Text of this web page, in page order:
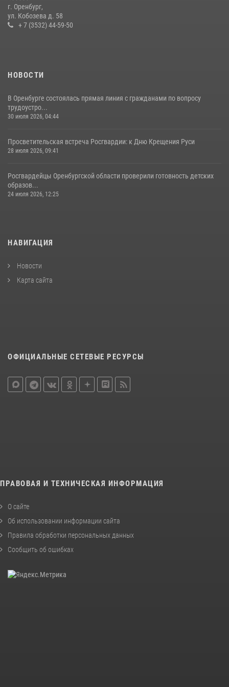
23 июля 2026, 10:47
г. Оренбург,
ул. Кобозева д. 58
+ 7 (3532) 44-59-50
НОВОСТИ
В Оренбурге состоялась прямая линия с гражданами по вопросу
трудоустро...
30 июля 2026, 04:44
Просветительская встреча Росгвардии: к Дню Крещения Руси
28 июля 2026, 09:41
Росгвардейцы Оренбургской области проверили готовность детских
образов...
24 июля 2026, 12:25
НАВИГАЦИЯ
Новости
Карта сайта
ОФИЦИАЛЬНЫЕ СЕТЕВЫЕ РЕСУРСЫ
ПРАВОВАЯ И ТЕХНИЧЕСКАЯ ИНФОРМАЦИЯ
О сайте
Об использовании информации сайта
Правила обработки персональных данных
Сообщить об ошибках